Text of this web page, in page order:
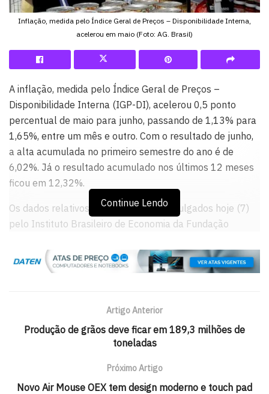
Inflação, medida pelo Índice Geral de Preços – Disponibilidade Interna,
acelerou em maio (Foto: AG. Brasil)
A inflação, medida pelo Índice Geral de Preços –
Disponibilidade Interna (IGP-DI), acelerou 0,5 ponto
percentual de maio para junho, passando de 1,13% para
1,65%, entre um mês e outro. Com o resultado de junho,
a alta acumulada no primeiro semestre do ano é de
6,02%. Já o resultado acumulado nos últimos 12 meses
ficou em 12,32%.
Os dados relativos ao IGP-DI foram divulgados hoje (7)
pelo Instituto Brasileiro de Economia da Fundação
alta havia sido de 0,68%. O IGP-DI de junho foi calculado
com base nos preços coletados entre os dias 1º e 30 do
A alta de maio para junho foi determinada pelo resultado
dos preços ao produtor. Segundo a FGV, o Índice de
Preços ao Produtor Amplo (IPA) registrou, em junho,
relação a 1,49% da variação de maio.
Continue Lendo
Artigo Anterior
Produção de grãos deve ficar em 189,3 milhões de
toneladas
Próximo Artigo
Novo Air Mouse OEX tem design moderno e touch pad